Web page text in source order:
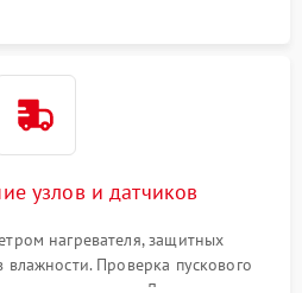
узлов и датчиков
нагревателя, защитных
влажности. Проверка пускового